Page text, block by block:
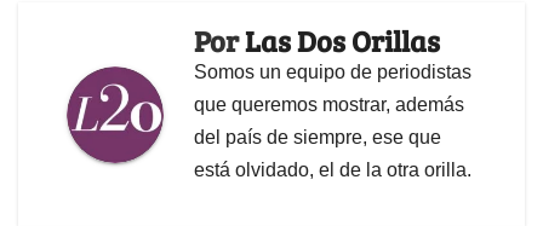
PorLas Dos Orillas
Somos un equipo de periodistas
que queremos mostrar, además
del país de siempre, ese que
está olvidado, el de la otra orilla.